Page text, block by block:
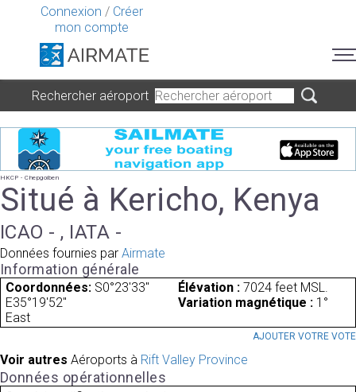
Connexion / Créer
mon compte
Rechercher aéroport
HKCP - Chepgoiben
Situé à Kericho, Kenya
ICAO - , IATA -
Données fournies par Airmate
Information générale
Coordonnées: S0°23'33"
E35°19'52"
Élévation : 7024 feet MSL.
Variation magnétique : 1°
East
AJOUTER VOTRE VOTE
Voir autres Aéroports à Rift Valley Province
Données opérationnelles